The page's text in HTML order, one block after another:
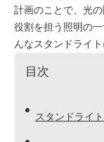
計画のことで、光
役割を担う照明の
んなスタンドライ
目次
スタンドライ